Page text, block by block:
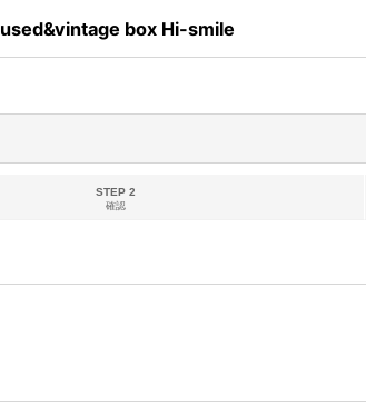
used&vintage box Hi-smile
STEP 2
確認